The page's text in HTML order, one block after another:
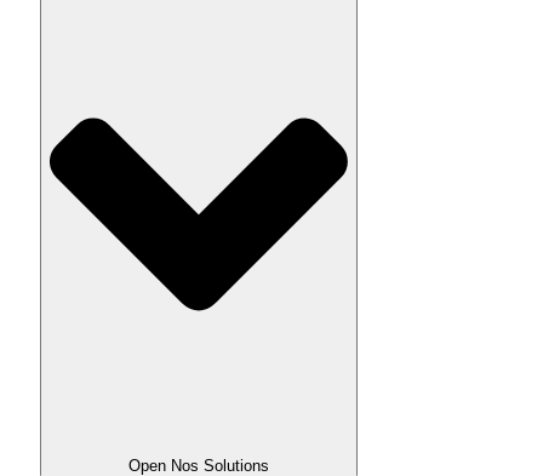
Open Nos Solutions